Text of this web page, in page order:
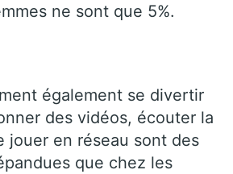
ne sont que 5%.
également se divertir
des vidéos, écouter la
jouer en réseau sont des
que chez les